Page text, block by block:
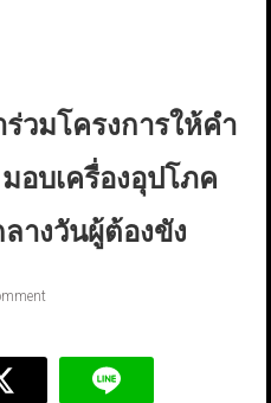
วมโครงการให้คำ
อบเครื่องอุปโภค
างวันผู้ต้องขัง